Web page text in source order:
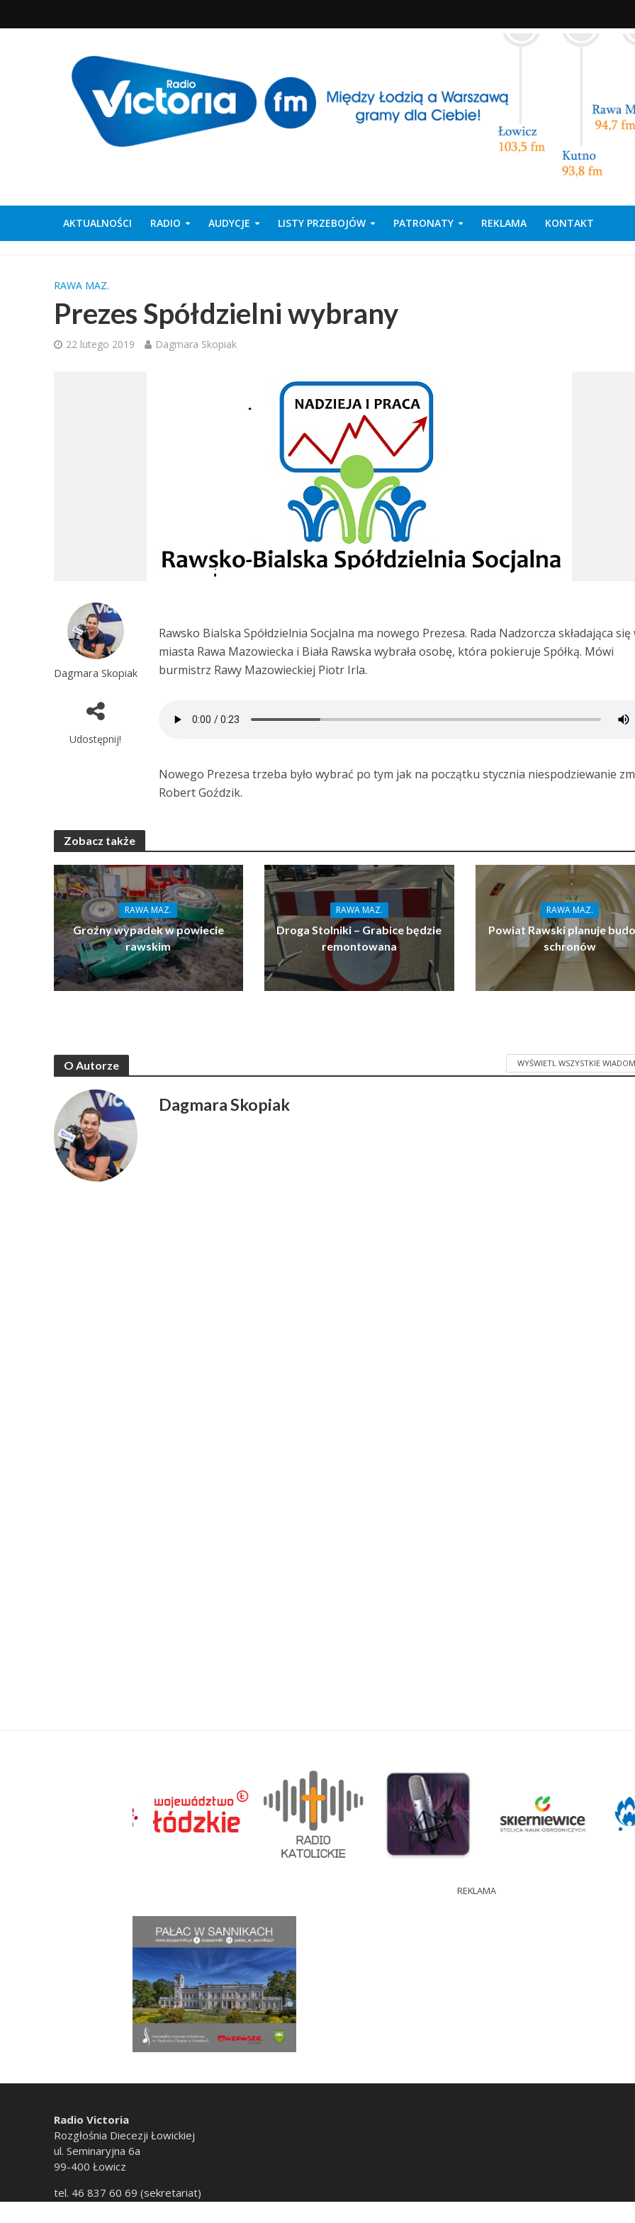
AKTUALNOŚCI RADIO AUDYCJE LISTY PRZEBOJÓW PATRONATY REKLAMA KONTAKT
RAWA MAZ.
Prezes Spółdzielni wybrany
22 lutego 2019 Dagmara Skopiak
Dagmara Skopiak
Udostępnij!
Rawsko Bialska Spółdzielnia Socjalna ma nowego Prezesa. Rada Nadzorcza składająca się
miasta Rawa Mazowiecka i Biała Rawska wybrała osobę, która pokieruje Spółką. Mówi
burmistrz Rawy Mazowieckiej Piotr Irla.
Nowego Prezesa trzeba było wybrać po tym jak na początku stycznia niespodziewanie
Robert Goździk.
Zobacz także
RAWA MAZ.
Groźny wypadek w powiecie
rawskim
RAWA MAZ.
Droga Stolniki – Grabice będzie
remontowana
RAWA MAZ.
Powiat Rawski planuje
schronów
O Autorze WYŚWIETL WSZYSTKIE
Dagmara Skopiak
REKLAMA
Radio Victoria
Rozgłośnia Diecezji Łowickiej
ul. Seminaryjna 6a
99-400 Łowicz
tel. 46 837 60 69 (sekretariat)